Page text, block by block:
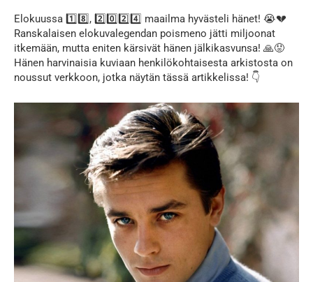
Elokuussa 1️⃣8️⃣, 2️⃣0️⃣2️⃣4️⃣ maailma hyvästeli hänet! 😭💔
Ranskalaisen elokuvalegendan poismeno jätti miljoonat
itkemään, mutta eniten kärsivät hänen jälkikasvunsa! 🙏😟
Hänen harvinaisia kuviaan henkilökohtaisesta arkistosta on
noussut verkkoon, jotka näytän tässä artikkelissa! 👇